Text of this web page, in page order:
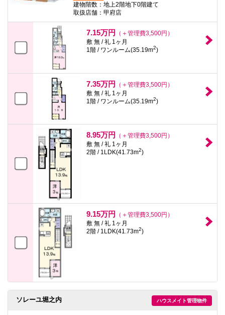
建物階数：地上2階地下0階建て
取扱店舗：甲府店
7.15万円
（＋管理費3,500円）
敷 無 / 礼 1ヶ月
1階 / ワンルーム(35.19m2)
7.35万円
（＋管理費3,500円）
敷 無 / 礼 1ヶ月
1階 / ワンルーム(35.19m2)
8.95万円
（＋管理費3,500円）
敷 無 / 礼 1ヶ月
2階 / 1LDK(41.73m2)
9.15万円
（＋管理費3,500円）
敷 無 / 礼 1ヶ月
2階 / 1LDK(41.73m2)
ハウスメイト管理物件
ソレーユ堀之内